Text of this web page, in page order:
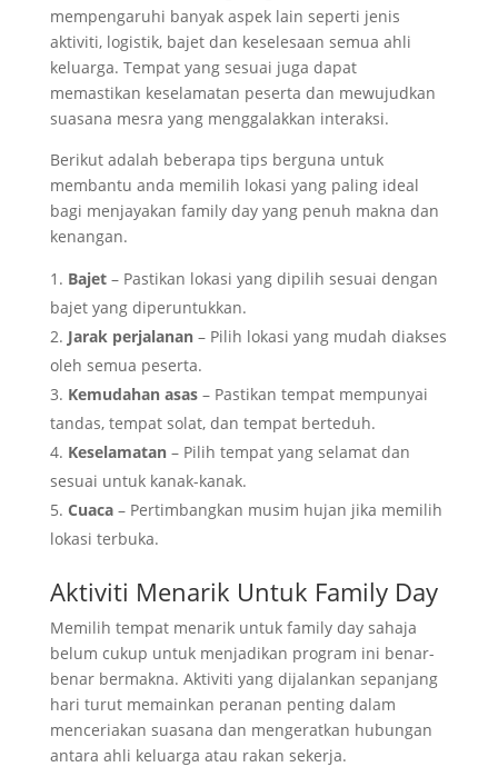
mempengaruhi banyak aspek lain seperti jenis
aktiviti, logistik, bajet dan keselesaan semua ahli
keluarga. Tempat yang sesuai juga dapat
memastikan keselamatan peserta dan mewujudkan
suasana mesra yang menggalakkan interaksi.
Berikut adalah beberapa tips berguna untuk
membantu anda memilih lokasi yang paling ideal
bagi menjayakan family day yang penuh makna dan
kenangan.
Bajet– Pastikan lokasi yang dipilih sesuai dengan
bajet yang diperuntukkan.
Jarak perjalanan– Pilih lokasi yang mudah diakses
oleh semua peserta.
Kemudahan asas– Pastikan tempat mempunyai
tandas, tempat solat, dan tempat berteduh.
Keselamatan– Pilih tempat yang selamat dan
sesuai untuk kanak-kanak.
Cuaca– Pertimbangkan musim hujan jika memilih
lokasi terbuka.
Aktiviti Menarik Untuk Family Day
Memilih tempat menarik untuk family day sahaja
belum cukup untuk menjadikan program ini benar-
benar bermakna. Aktiviti yang dijalankan sepanjang
hari turut memainkan peranan penting dalam
menceriakan suasana dan mengeratkan hubungan
antara ahli keluarga atau rakan sekerja.